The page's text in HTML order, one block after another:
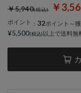
￥
￥5,940
ポイント ： 32ポイント～
¥5,500 以上で送料無